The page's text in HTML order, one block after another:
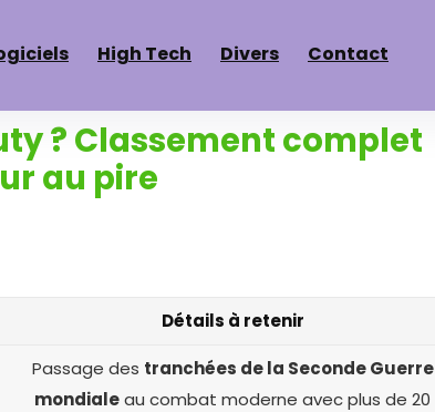
High Tech Divers Contact
? Classement complet
au pire
Détails à retenir
Passage des tranchées de la Seconde Guerre
mondialeau combat moderne avec plus de 20